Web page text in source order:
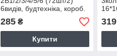
6видів, будтехніка, короб.
16*16*8см
285₴
Купити
319